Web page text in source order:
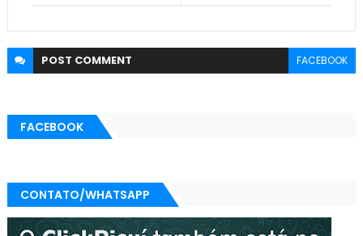
POST COMMENT FACEBOOK
FACEBOOK
CONTATO/WHATSAPP